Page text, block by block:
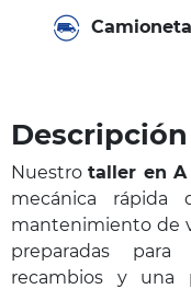
Camioneta
Descripción
Nuestrotaller en
mecánica
mantenimiento de
preparadas
recambios y